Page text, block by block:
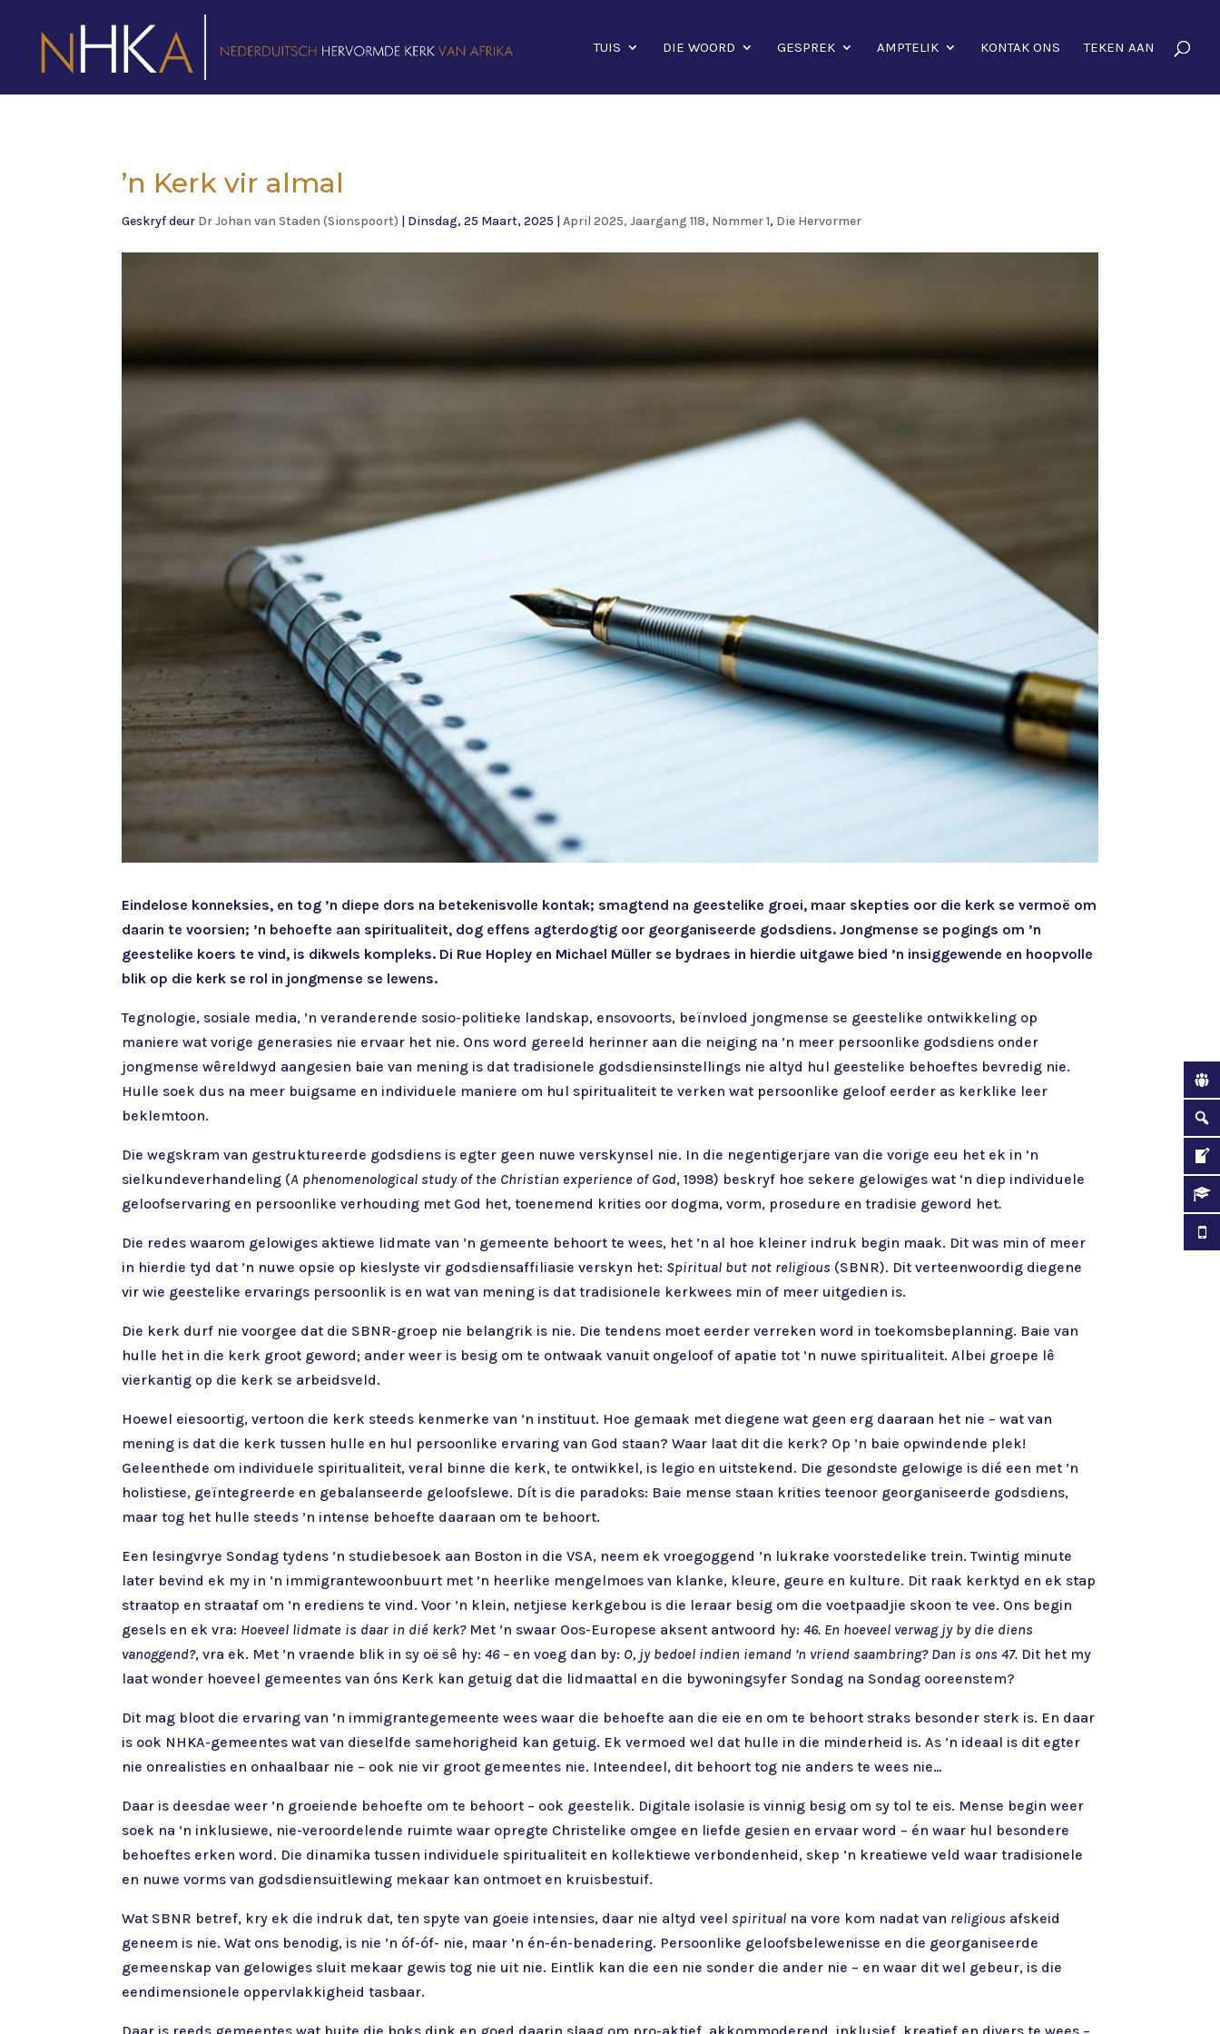
TUIS DIE WOORD GESPREK AMPTELIK KONTAK ONS TEKEN AAN
’n Kerk vir almal
Geskryf deur Dr Johan van Staden (Sionspoort) | Dinsdag, 25 Maart, 2025 |April 2025, Jaargang 118, Nommer 1, Die Hervormer
Eindelose konneksies, en tog ’n diepe dors na betekenisvolle kontak; smagtend na geestelike groei, maar skepties oor die kerk se vermoë om
daarin te voorsien; ’n behoefte aan spiritualiteit, dog effens agterdogtig oor georganiseerde godsdiens. Jongmense se pogings om ’n
geestelike koers te vind, is dikwels kompleks. Di Rue Hopley en Michael Müller se bydraes in hierdie uitgawe bied ’n insiggewende en hoopvolle
blik op die kerk se rol in jongmense se lewens.
Tegnologie, sosiale media, ’n veranderende sosio-politieke landskap, ensovoorts, beïnvloed jongmense se geestelike ontwikkeling op
maniere wat vorige generasies nie ervaar het nie. Ons word gereeld herinner aan die neiging na ’n meer persoonlike godsdiens onder
jongmense wêreldwyd aangesien baie van mening is dat tradisionele godsdiensinstellings nie altyd hul geestelike behoeftes bevredig nie.
Hulle soek dus na meer buigsame en individuele maniere om hul spiritualiteit te verken wat persoonlike geloof eerder as kerklike leer
beklemtoon.
Die wegskram van gestruktureerde godsdiens is egter geen nuwe verskynsel nie. In die negentigerjare van die vorige eeu het ek in ’n
sielkundeverhandeling (A phenomenological study of the Christian experience of God, 1998) beskryf hoe sekere gelowiges wat ’n diep individuele
geloofservaring en persoonlike verhouding met God het, toenemend krities oor dogma, vorm, prosedure en tradisie geword het.
Die redes waarom gelowiges aktiewe lidmate van ’n gemeente behoort te wees, het ’n al hoe kleiner indruk begin maak. Dit was min of meer
in hierdie tyd dat ’n nuwe opsie op kieslyste vir godsdiensaffiliasie verskyn het: Spiritual but not religious (SBNR). Dit verteenwoordig diegene
vir wie geestelike ervarings persoonlik is en wat van mening is dat tradisionele kerkwees min of meer uitgedien is.
Die kerk durf nie voorgee dat die SBNR-groep nie belangrik is nie. Die tendens moet eerder verreken word in toekomsbeplanning. Baie van
hulle het in die kerk groot geword; ander weer is besig om te ontwaak vanuit ongeloof of apatie tot ’n nuwe spiritualiteit. Albei groepe lê
vierkantig op die kerk se arbeidsveld.
Hoewel eiesoortig, vertoon die kerk steeds kenmerke van ’n instituut. Hoe gemaak met diegene wat geen erg daaraan het nie – wat van
mening is dat die kerk tussen hulle en hul persoonlike ervaring van God staan? Waar laat dit die kerk? Op ’n baie opwindende plek!
Geleenthede om individuele spiritualiteit, veral binne die kerk, te ontwikkel, is legio en uitstekend. Die gesondste gelowige is dié een met ’n
holistiese, geïntegreerde en gebalanseerde geloofslewe. Dít is die paradoks: Baie mense staan krities teenoor georganiseerde godsdiens,
maar tog het hulle steeds ’n intense behoefte daaraan om te behoort.
Een lesingvrye Sondag tydens ’n studiebesoek aan Boston in die VSA, neem ek vroegoggend ’n lukrake voorstedelike trein. Twintig minute
later bevind ek my in ’n immigrantewoonbuurt met ’n heerlike mengelmoes van klanke, kleure, geure en kulture. Dit raak kerktyd en ek stap
straatop en straataf om ’n erediens te vind. Voor ’n klein, netjiese kerkgebou is die leraar besig om die voetpaadjie skoon te vee. Ons begin
gesels en ek vra: Hoeveel lidmate is daar in dié kerk?Met ’n swaar Oos-Europese aksent antwoord hy:46. En hoeveel verwag jy by die diens
vanoggend?, vra ek. Met ’n vraende blik in sy oë sê hy:46 – en voeg dan by: O, jy bedoel indien iemand ’n vriend saambring? Dan is ons 47. Dit het my
laat wonder hoeveel gemeentes van óns Kerk kan getuig dat die lidmaattal en die bywoningsyfer Sondag na Sondag ooreenstem?
Dit mag bloot die ervaring van ’n immigrantegemeente wees waar die behoefte aan die eie en om te behoort straks besonder sterk is. En daar
is ook NHKA-gemeentes wat van dieselfde samehorigheid kan getuig. Ek vermoed wel dat hulle in die minderheid is. As ’n ideaal is dit egter
nie onrealisties en onhaalbaar nie – ook nie vir groot gemeentes nie. Inteendeel, dit behoort tog nie anders te wees nie…
Daar is deesdae weer ’n groeiende behoefte om te behoort – ook geestelik. Digitale isolasie is vinnig besig om sy tol te eis. Mense begin weer
soek na ’n inklusiewe, nie-veroordelende ruimte waar opregte Christelike omgee en liefde gesien en ervaar word – én waar hul besondere
behoeftes erken word. Die dinamika tussen individuele spiritualiteit en kollektiewe verbondenheid, skep ’n kreatiewe veld waar tradisionele
en nuwe vorms van godsdiensuitlewing mekaar kan ontmoet en kruisbestuif.
Wat SBNR betref, kry ek die indruk dat, ten spyte van goeie intensies, daar nie altyd veel spiritual na vore kom nadat van religious afskeid
geneem is nie. Wat ons benodig, is nie ’n óf-óf- nie, maar ’n én-én-benadering. Persoonlike geloofsbelewenisse en die georganiseerde
gemeenskap van gelowiges sluit mekaar gewis tog nie uit nie. Eintlik kan die een nie sonder die ander nie – en waar dit wel gebeur, is die
eendimensionele oppervlakkigheid tasbaar.